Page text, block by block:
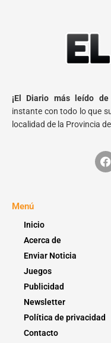
¡El Diario más leído
instante con todo lo que
localidad de la Provincia
Menú
Inicio
Acerca de
Enviar Noticia
Juegos
Publicidad
Newsletter
Política de privacidad
Contacto